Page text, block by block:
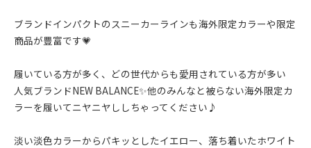
ブランドインパクトのスニーカーラインも海外限定カラーや限定
商品が豊富です💗
履いている方が多く、どの世代からも愛用されている方が多い
人気ブランドNEW BALANCE✨他のみんなと被らない海外限定カ
ラーを履いてニヤニヤししちゃってください♪
淡い淡色カラーからパキッとしたイエロー、落ち着いたホワイト